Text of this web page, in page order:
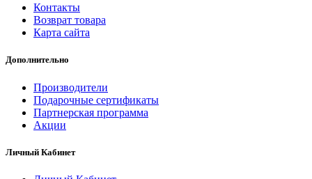
Контакты
Возврат товара
Карта сайта
Дополнительно
Производители
Подарочные сертификаты
Партнерская программа
Акции
Личный Кабинет